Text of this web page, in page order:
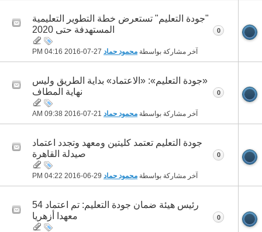
"جودة التعليم" تستعرض خطة التطوير التعليمية
المستهدفة حتى 2020
آخر مشاركة بواسطة محمود حماد 04:16 PM
0
«جودة التعليم»: «الاعتماد» بداية الطريق وليس
نهاية المطاف
آخر مشاركة بواسطة محمود حماد 09:38 AM
0
جودة التعليم تعتمد كليتين ومعهد وتجدد اعتماد
صيدلة القاهرة
آخر مشاركة بواسطة محمود حماد 04:22 PM
0
رئيس هيئة ضمان جودة التعليم: تم اعتماد 54
معهدا أزهريا
0